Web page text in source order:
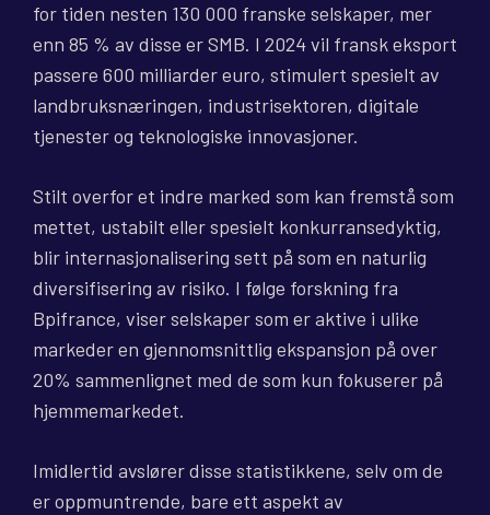
for tiden nesten 130 000 franske selskaper, mer
enn 85 % av disse er SMB. I 2024 vil fransk eksport
passere 600 milliarder euro, stimulert spesielt av
landbruksnæringen, industrisektoren, digitale
tjenester og teknologiske innovasjoner.
Stilt overfor et indre marked som kan fremstå som
mettet, ustabilt eller spesielt konkurransedyktig,
blir internasjonalisering sett på som en naturlig
diversifisering av risiko. I følge forskning fra
Bpifrance, viser selskaper som er aktive i ulike
markeder en gjennomsnittlig ekspansjon på over
20% sammenlignet med de som kun fokuserer på
hjemmemarkedet.
Imidlertid avslører disse statistikkene, selv om de
er oppmuntrende, bare ett aspekt av